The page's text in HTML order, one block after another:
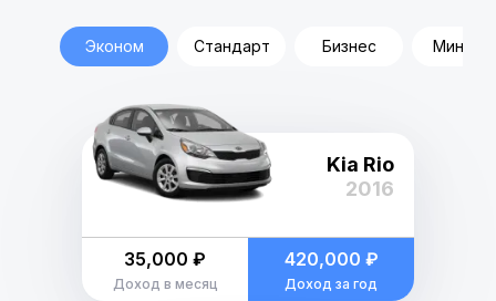
Эконом Стандарт Бизнес
Kia Rio
2016
35,000 ₽
Доход в месяц
420,000 ₽
Доход за год